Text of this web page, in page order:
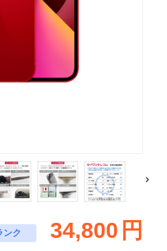
ンク 34,800 円